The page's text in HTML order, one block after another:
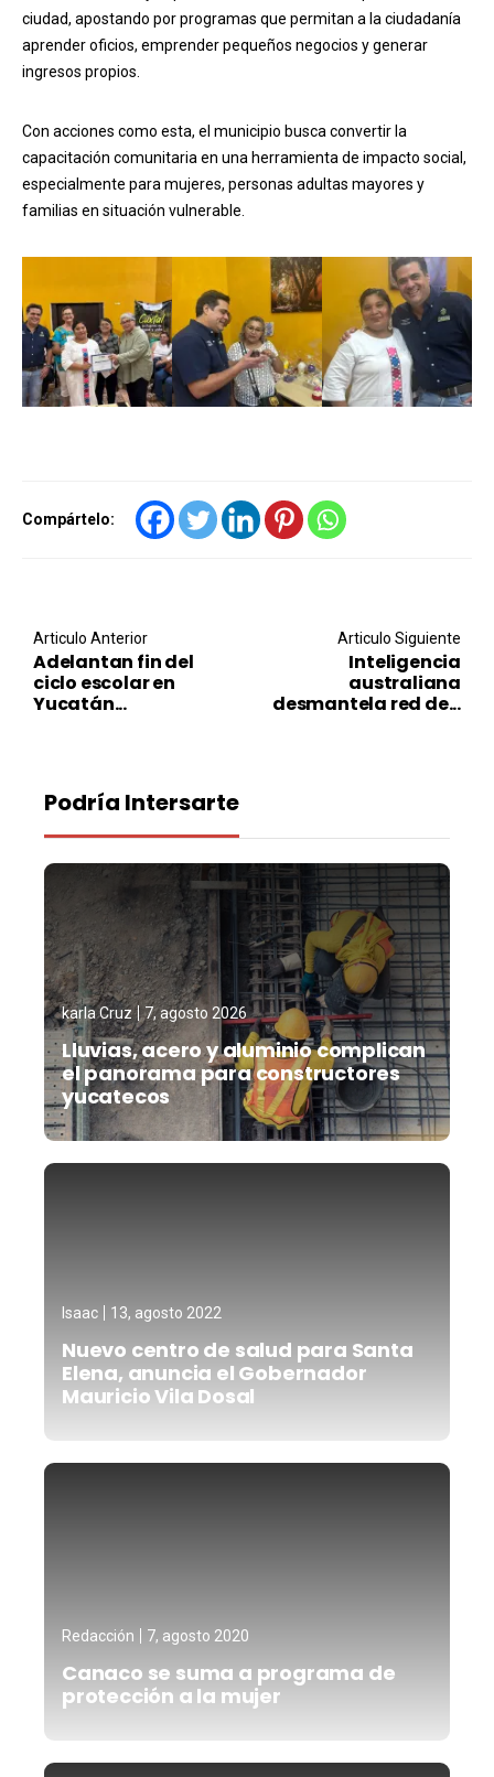
ciudad, apostando por programas que permitan a la ciudadanía
aprender oficios, emprender pequeños negocios y generar
ingresos propios.
Con acciones como esta, el municipio busca convertir la
capacitación comunitaria en una herramienta de impacto social,
especialmente para mujeres, personas adultas mayores y
familias en situación vulnerable.
Compártelo:
Post navigation
Articulo Anterior
Adelantan fin del
ciclo escolar en
Yucatán...
Articulo Siguiente
Inteligencia
australiana
desmantela red de...
Podría Intersarte
karla Cruz 7, agosto 2026
Lluvias, acero y aluminio complican
el panorama para constructores
yucatecos
Isaac 13, agosto 2022
Nuevo centro de salud para Santa
Elena, anuncia el Gobernador
Mauricio Vila Dosal
Redacción 7, agosto 2020
Canaco se suma a programa de
protección a la mujer